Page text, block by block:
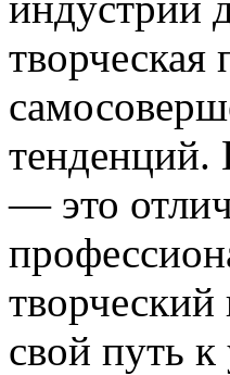
творческая
тенденций.
— это
свой путь